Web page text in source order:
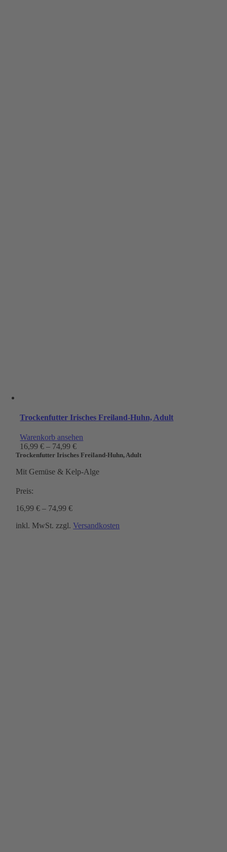
Trockenfutter Irisches Freiland-Huhn, Adult
Warenkorb ansehen
16,99€ – 74,99€
Trockenfutter Irisches Freiland-Huhn, Adult
Mit Gemüse & Kelp-Alge
Preis:
16,99€ – 74,99€
inkl. MwSt. zzgl.Versandkosten